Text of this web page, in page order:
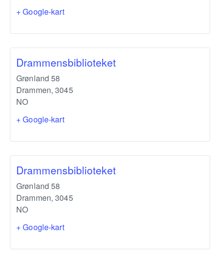
+ Google-kart
Drammensbiblioteket
Grønland 58
Drammen, 3045
NO
+ Google-kart
Drammensbiblioteket
Grønland 58
Drammen, 3045
NO
+ Google-kart